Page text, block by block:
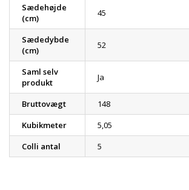
Sædehøjde
(cm)
45
Sædedybde
(cm)
52
Saml selv
produkt
Ja
Bruttovægt
148
Kubikmeter
5,05
Colli antal
5